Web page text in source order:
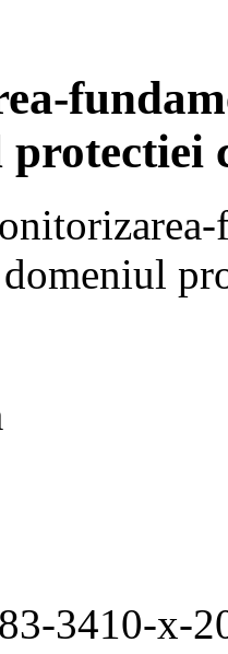
protectiei
3410-x-